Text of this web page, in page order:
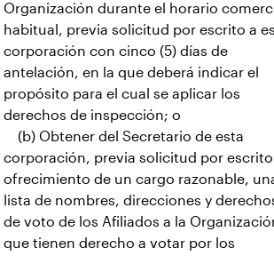
Organización durante el horario
habitual, previa solicitud por escrito a
corporación con cinco (5) días de
antelación, en la que deberá indicar el
propósito para el cual se aplicar los
derechos de inspección; o
(b) Obtener del Secretario de esta
corporación, previa solicitud por
ofrecimiento de un cargo razonable,
lista de nombres, direcciones y
de voto de los Afiliados a la
que tienen derecho a votar por los